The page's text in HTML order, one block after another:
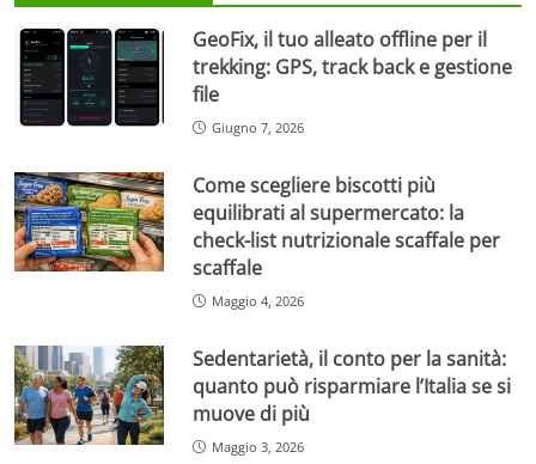
GeoFix, il tuo alleato offline per il
trekking: GPS, track back e gestione
file
Giugno 7, 2026
Come scegliere biscotti più
equilibrati al supermercato: la
check-list nutrizionale scaffale per
scaffale
Maggio 4, 2026
Sedentarietà, il conto per la sanità:
quanto può risparmiare l’Italia se si
muove di più
Maggio 3, 2026